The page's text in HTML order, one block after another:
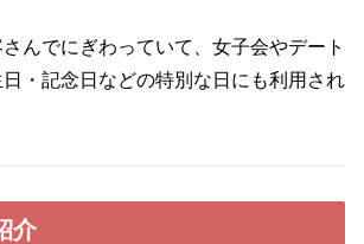
んでにぎわっていて、女子会やデート
・記念日などの特別な日にも利用され
介